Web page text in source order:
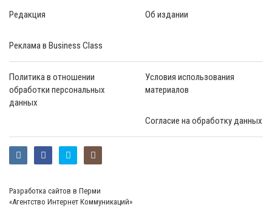
Редакция Об издании
Реклама в Business Class
Политика в отношении
обработки персональных
данных
Условия использования
материалов
Согласие на обработку данных
Разработка сайтов в Перми
«Агентство Интернет Коммуникаций»